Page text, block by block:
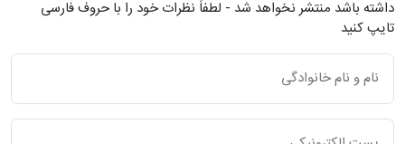
داشته باشد منتشر نخواهد شد - لطفاً نظرات خود را با حروف فارسی
تایپ کنید